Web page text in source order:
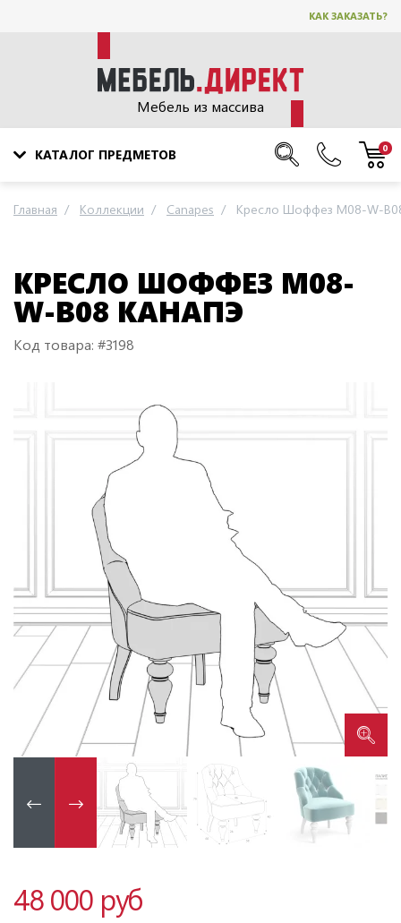
КАК ЗАКАЗАТЬ?
Мебель из массива
КАТАЛОГ ПРЕДМЕТОВ 0
Главная Коллекции Canapes Кресло Шоффез M08-W-
КРЕСЛО ШОФФЕЗ M08-
W-B08 КАНАПЭ
Код товара: #3198
48 000 руб